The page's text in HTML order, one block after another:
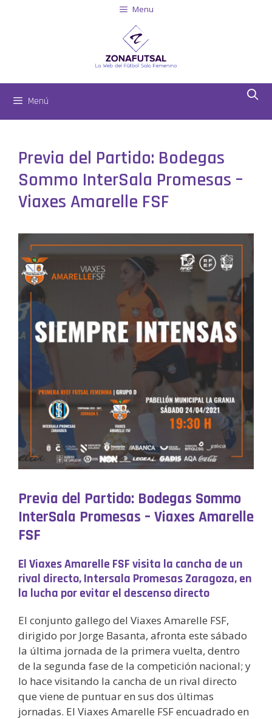
Menu
Menú
Previa del Partido: Bodegas
Sommo InterSala Promesas –
Viaxes Amarelle FSF
Previa del Partido: Bodegas Sommo
InterSala Promesas – Viaxes Amarelle
FSF
El Viaxes Amarelle FSF visita la cancha de un
rival directo, Intersala Promesas Zaragoza, en
la lucha por evitar el descenso directo
El conjunto gallego del Viaxes Amarelle FSF,
dirigido por Jorge Basanta, afronta este sábado
la última jornada de la primera vuelta, dentro
de la segunda fase de la competición nacional; y
lo hace visitando la cancha de un rival directo
que viene de puntuar en sus dos últimas
jornadas. El Viaxes Amarelle FSF encuadrado en